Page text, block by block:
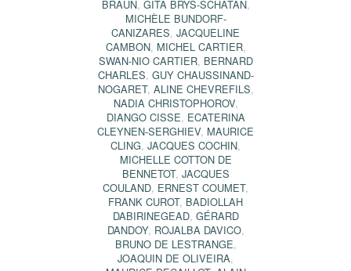
BRAUN, GITA BRYS-SCHATAN,
MICHÈLE BUNDORF-
CANIZARES, JACQUELINE
CAMBON, MICHEL CARTIER,
SWAN-NIO CARTIER, BERNARD
CHARLES, GUY CHAUSSINAND-
NOGARET, ALINE CHEVREFILS,
NADIA CHRISTOPHOROV,
DIANGO CISSE, ECATERINA
CLEYNEN-SERGHIEV, MAURICE
CLING, JACQUES COCHIN,
MICHELLE COTTON DE
BENNETOT, JACQUES
COULAND, ERNEST COUMET,
FRANK CUROT, BADIOLLAH
DABIRINEGEAD, GÉRARD
DANDOY, ROJALBA DAVICO,
BRUNO DE LESTRANGE,
JOAQUIN DE OLIVEIRA,